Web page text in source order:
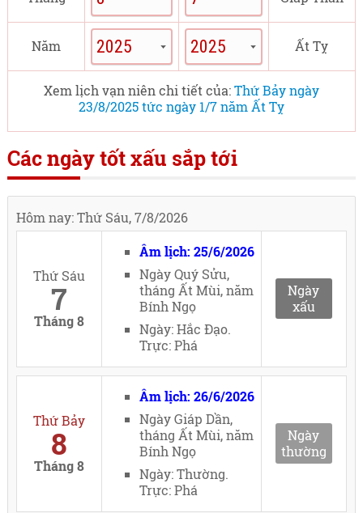
Năm Ất Tỵ
Xem lịch vạn niên chi tiết của:Thứ Bảy ngày
23/8/2025 tức ngày 1/7 năm Ất Tỵ
Các ngày tốt xấu sắp tới
Hôm nay: Thứ Sáu, 7/8/2026
Thứ Sáu
7
Tháng 8
Âm lịch: 25/6/2026
Ngày Quý Sửu,
tháng Ất Mùi, năm
Bính Ngọ
Ngày: Hắc Đạo.
Trực: Phá
Ngày
xấu
Thứ Bảy
8
Tháng 8
Âm lịch: 26/6/2026
Ngày Giáp Dần,
tháng Ất Mùi, năm
Bính Ngọ
Ngày: Thường.
Trực: Phá
Ngày
thường